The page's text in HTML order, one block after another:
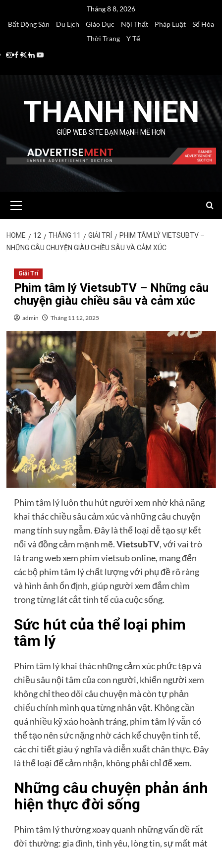
Tháng 8 8, 2026
Bất Động Sản
Du Lịch Giáo Dục Nội Thất Pháp Luật
Số Hóa
Thời Trang
Y Tế
Instagram
Facebook
Twitter
Linkedin
Youtube
THANH NIEN
GIÚP WEB SITE BẠN MẠNH MẼ HƠN
Menu
HOME 12 THÁNG 11 GIẢI TRÍ
PHIM TÂM LÝ VIETSUBTV –
NHỮNG CÂU CHUYỆN GIÀU CHIỀU SÂU VÀ CẢM XÚC
Giải Trí
Phim tâm lý VietsubTV – Những câu
chuyện giàu chiều sâu và cảm xúc
admin Tháng 11 12, 2025
Phim tâm lý luôn thu hút người xem nhờ khả năng
khai thác chiều sâu cảm xúc và những câu chuyện
mang tính suy ngẫm. Đây là thể loại dễ tạo sự kết
nối và đồng cảm mạnh mẽ.VietsubTV, với vai trò
là trang web xem phim vietsub online, mang đến
các bộ phim tâm lý chất lượng với phụ đề rõ ràng
và hình ảnh ổn định, giúp người xem đắm chìm
trong từng lát cắt tinh tế của cuộc sống.
Sức hút của thể loại phim
tâm lý
Phim tâm lý khai thác những cảm xúc phức tạp và
chiều sâu nội tâm của con người, khiến người xem
không chỉ theo dõi câu chuyện mà còn tự phản
chiếu chính mình qua từng nhân vật. Không cần
quá nhiều kỹ xảo hoành tráng, phim tâm lý vẫn có
thể tạo nên sức nặng nhờ cách kể chuyện tinh tế,
các chi tiết giàu ý nghĩa và diễn xuất chân thực. Đây
là thể loại để cảm nhận, không phải chỉ để xem.
Những câu chuyện phản ánh
hiện thực đời sống
Phim tâm lý thường xoay quanh những vấn đề rất
đời thường: gia đình, tình yêu, lòng tin, sự mất mát